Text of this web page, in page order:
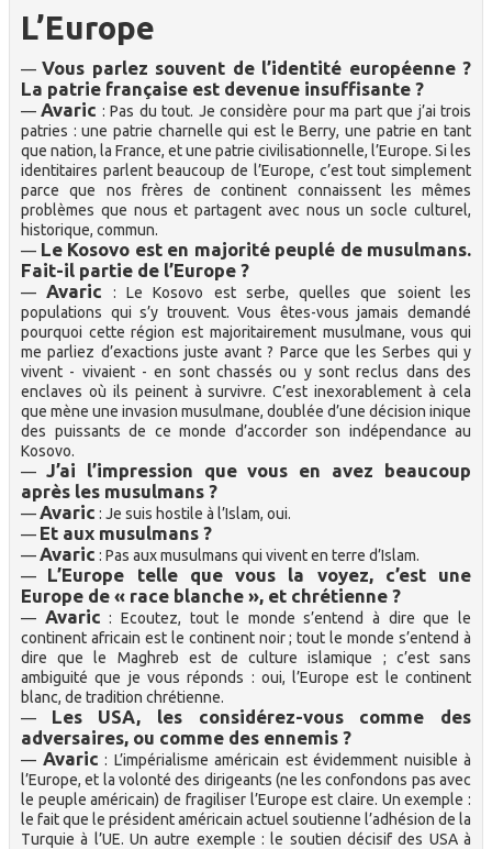
L’Europe
—Vous parlez souvent de l’identité européenne ?
La patrie française est devenue insuffisante ?
—Avaric : Pas du tout. Je considère pour ma part que j’ai trois
patries : une patrie charnelle qui est le Berry, une patrie en tant
que nation, la France, et une patrie civilisationnelle, l’Europe. Si les
identitaires parlent beaucoup de l’Europe, c’est tout simplement
parce que nos frères de continent connaissent les mêmes
problèmes que nous et partagent avec nous un socle culturel,
historique, commun.
— Le Kosovo est en majorité peuplé de musulmans.
Fait-il partie de l’Europe ?
—Avaric : Le Kosovo est serbe, quelles que soient les
populations qui s’y trouvent. Vous êtes-vous jamais demandé
pourquoi cette région est majoritairement musulmane, vous qui
me parliez d’exactions juste avant ? Parce que les Serbes qui y
vivent - vivaient - en sont chassés ou y sont reclus dans des
enclaves où ils peinent à survivre. C’est inexorablement à cela
que mène une invasion musulmane, doublée d’une décision inique
des puissants de ce monde d’accorder son indépendance au
Kosovo.
— J’ai l’impression que vous en avez beaucoup
après les musulmans ?
—Avaric : Je suis hostile à l’Islam, oui.
— Et aux musulmans ?
—Avaric : Pas aux musulmans qui vivent en terre d’Islam.
— L’Europe telle que vous la voyez, c’est une
Europe de « race blanche », et chrétienne ?
— Avaric : Ecoutez, tout le monde s’entend à dire que le
continent africain est le continent noir ; tout le monde s’entend à
dire que le Maghreb est de culture islamique ; c’est sans
ambiguité que je vous réponds : oui, l’Europe est le continent
blanc, de tradition chrétienne.
— Les USA, les considérez-vous comme des
adversaires, ou comme des ennemis ?
— Avaric : L’impérialisme américain est évidemment nuisible à
l’Europe, et la volonté des dirigeants (ne les confondons pas avec
le peuple américain) de fragiliser l’Europe est claire. Un exemple :
le fait que le président américain actuel soutienne l’adhésion de la
Turquie à l’UE. Un autre exemple : le soutien décisif des USA à